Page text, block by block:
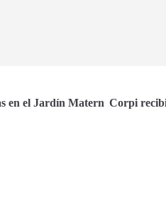
en el Jardín Matern Corpi